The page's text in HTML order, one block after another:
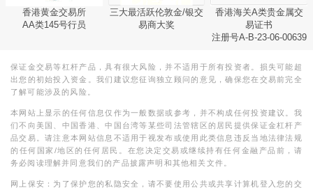
香港黄金交易所
AA类145号行员
三大最活跃伦敦金/银交
易商大奖
香港海关A类贵金属交
易证书
注册号A-B-23-06-00639
保证金交易等杠杆产品，具有很大风险，并不适用于所有投资者。损失可能超
出您的初始投入资金。我们建议您征询独立顾问的意见，确保您在交易前完全
了解可能涉及的风险。
本网站上显示的任何信息仅作为一般数据或参考，并不构成任何投资建议。我
们不向美国、中国香港、中国台湾等某些司法管辖区的居民提供保证金杠杆产
品交易。请注意本网站信息不适用于视发布或使用此类信息违反当地法律法规
的任何国家/地区的任何居民。在您决定交易或继续持有任何金融产品前，请
务必阅读理解并同意我们的产品披露声明和其他相关文件。
网上保安：为了保护您的私隐安全，请不要使用公共或共享计算机登入您的交